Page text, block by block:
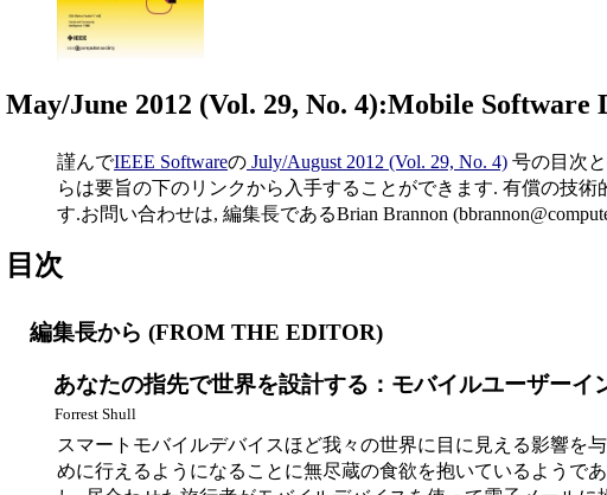
May/June 2012 (Vol. 29, No. 4):Mobile Software
謹んでIEEE Softwareの July/August 2012 (Vol. 29, No. 4) 号の目次
らは要旨の下のリンクから入手することができます. 有償の技
す.お問い合わせは, 編集長であるBrian Brannon
目次
編集長から (FROM THE EDITOR)
あなたの指先で世界を設計する：モバイルユーザー
Forrest Shull
スマートモバイルデバイスほど我々の世界に目に見える影響を
めに行えるようになることに無尽蔵の食欲を抱いているようで